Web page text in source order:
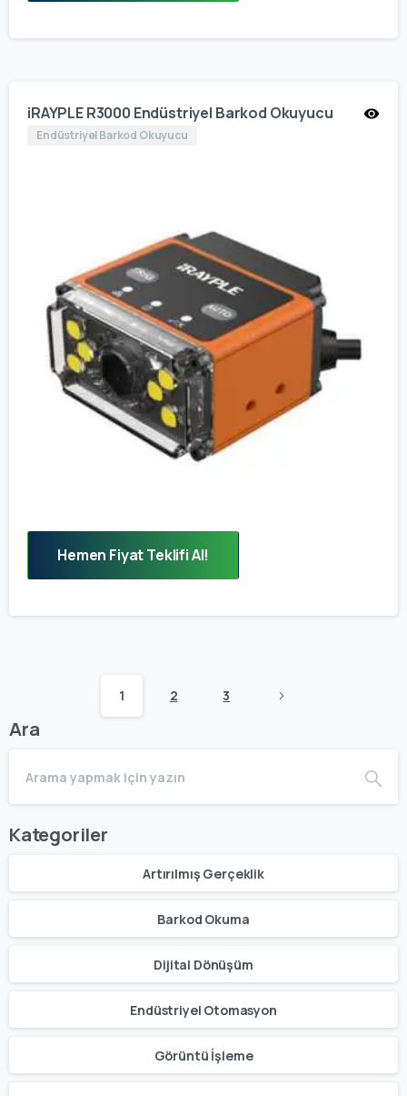
iRAYPLE R3000 Endüstriyel Barkod Okuyucu
Endüstriyel Barkod Okuyucu
Hemen Fiyat Teklifi Al!
1 2 3
Ara
Kategoriler
Artırılmış Gerçeklik
Barkod Okuma
Dijital Dönüşüm
Endüstriyel Otomasyon
Görüntü İşleme